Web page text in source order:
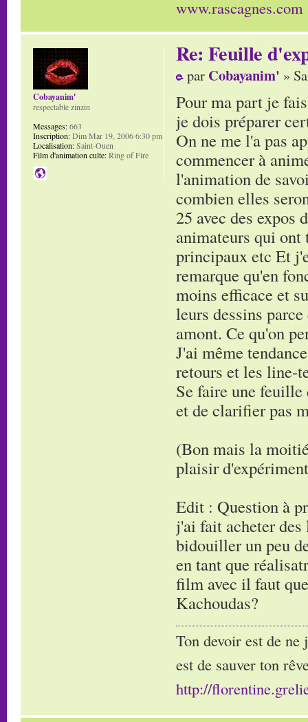
www.rascagnes.com
Re: Feuille
par Cobayanim' »
Pour ma part je
je dois préparer
On ne me l'a pas
commencer à
l'animation de
combien elles
25 avec des expos
animateurs qui ont
principaux etc Et
remarque qu'en
moins efficace et
leurs dessins
amont. Ce qu'on
J'ai même
retours et les line-
Se faire une feuille
et de clarifier pas
(Bon mais la
plaisir
Edit : Question à
j'ai fait acheter
bidouiller un peu
en tant que
film avec il faut
Kachoudas?
Ton devoir est de
est de sauver ton
http://
Cobayanim'
respectable zinzin
Messages:663
Inscription:Dim Mar 19, 2006 6:30 pm
Localisation:Saint-Ouen
Film d'animation culte:Ring of Fire